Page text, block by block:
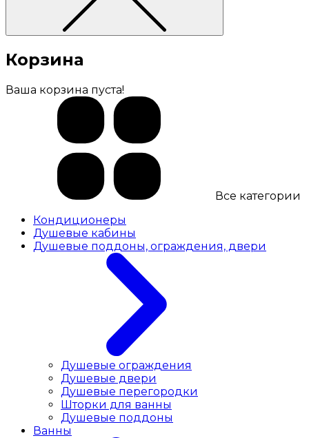
Корзина
Ваша корзина пуста!
Все категории
Кондиционеры
Душевые кабины
Душевые поддоны, ограждения, двери
Душевые ограждения
Душевые двери
Душевые перегородки
Шторки для ванны
Душевые поддоны
Ванны